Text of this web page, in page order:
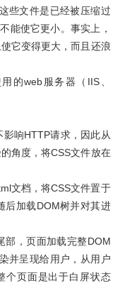
些文件是已经被压缩过
能使它更小。事实上，
它变得更大，而且还浪
web服务器（IIS、
响HTTP请求，因此从
角度，将CSS文件放在
文档，将CSS文件置于
后加载DOM树并对其进
，页面加载完整DOM
并呈现给用户，从用户
个页面是出于白屏状态